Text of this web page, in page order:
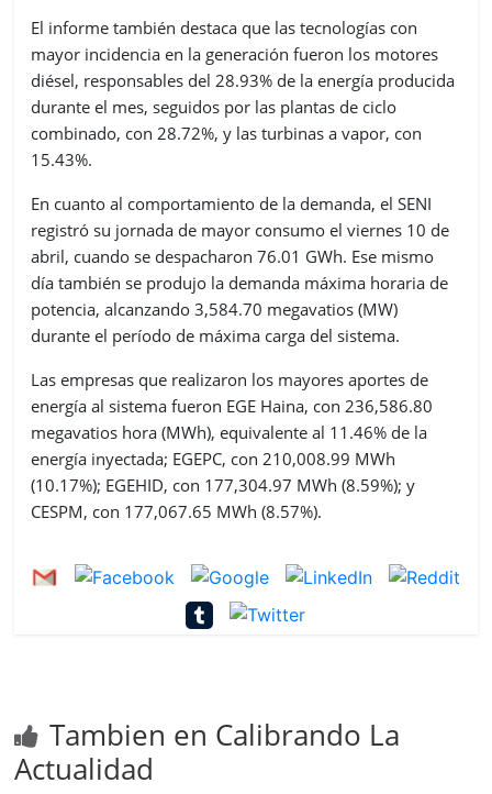
El informe también destaca que las tecnologías con
mayor incidencia en la generación fueron los motores
diésel, responsables del 28.93% de la energía producida
durante el mes, seguidos por las plantas de ciclo
combinado, con 28.72%, y las turbinas a vapor, con
15.43%.
En cuanto al comportamiento de la demanda, el SENI
registró su jornada de mayor consumo el viernes 10 de
abril, cuando se despacharon 76.01 GWh. Ese mismo
día también se produjo la demanda máxima horaria de
potencia, alcanzando 3,584.70 megavatios (MW)
durante el período de máxima carga del sistema.
Las empresas que realizaron los mayores aportes de
energía al sistema fueron EGE Haina, con 236,586.80
megavatios hora (MWh), equivalente al 11.46% de la
energía inyectada; EGEPC, con 210,008.99 MWh
(10.17%); EGEHID, con 177,304.97 MWh (8.59%); y
CESPM, con 177,067.65 MWh (8.57%).
Tambien en Calibrando La
Actualidad